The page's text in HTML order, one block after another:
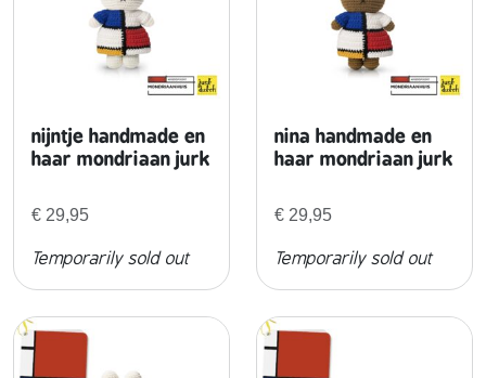
e
nijntje handmade en
haar mondriaan jurk
€ 29,95
Temporarily sold out
nina handmade en
haar mondriaan jurk
€ 29,95
Temporarily sold out